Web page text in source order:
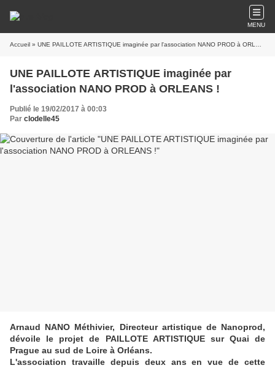
MENU
Accueil » UNE PAILLOTE ARTISTIQUE imaginée par l'association NANO PROD à ORLEANS !
UNE PAILLOTE ARTISTIQUE imaginée par
l'association NANO PROD à ORLEANS !
Publié le 19/02/2017 à 00:03
Par clodelle45
Arnaud NANO Méthivier, Directeur artistique de Nanoprod,
dévoile le projet de PAILLOTE ARTISTIQUE sur Quai de
Prague au sud de Loire à Orléans.
L'association travaille depuis deux ans en vue de cette